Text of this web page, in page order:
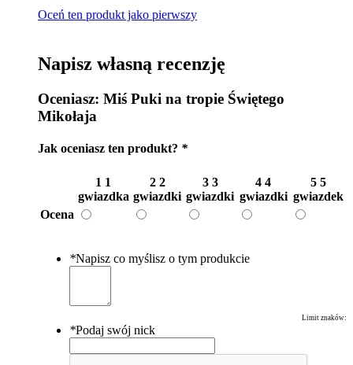
Oceń ten produkt jako pierwszy
Napisz własną recenzję
Oceniasz: Miś Puki na tropie Świętego
Mikołaja
Jak oceniasz ten produkt? *
1 1
gwiazdka
2 2
gwiazdki
3 3
gwiazdki
4 4
gwiazdki
5 5
gwiazdek
Ocena
*Napisz co myślisz o tym produkcie
Limit znaków:
*Podaj swój nick